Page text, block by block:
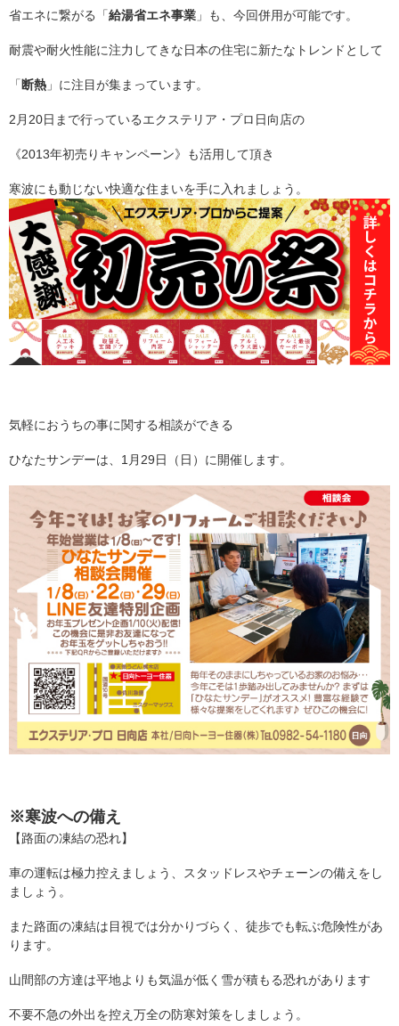
省エネに繋がる「給湯省エネ事業 」も、今回併用が可能です。
耐震や耐火性能に注力してきな日本の住宅に新たなトレンドとして
「断熱 」に注目が集まっています。
2月20日まで行っているエクステリア・プロ日向店の
《2013年初売りキャンペーン》も活用して頂き
寒波にも動じない快適な住まいを手に入れましょう。
気軽におうちの事に関する相談ができる
ひなたサンデーは、1月29日（日）に開催します。
※寒波への備え
【路面の凍結の恐れ】
車の運転は極力控えましょう、スタッドレスやチェーンの備えをし
ましょう。
また路面の凍結は目視では分かりづらく、徒歩でも転ぶ危険性があ
ります。
山間部の方達は平地よりも気温が低く雪が積もる恐れがあります
不要不急の外出を控え万全の防寒対策をしましょう。